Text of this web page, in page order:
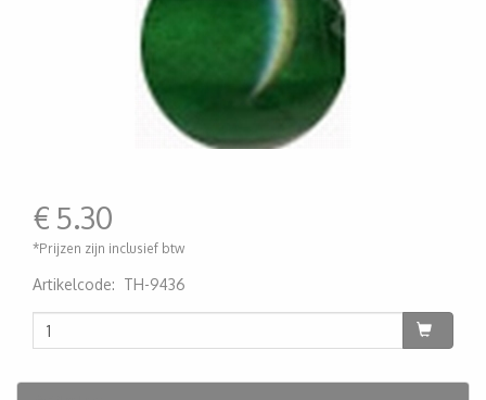
€ 5.30
*Prijzen zijn inclusief btw
Artikelcode: TH-9436